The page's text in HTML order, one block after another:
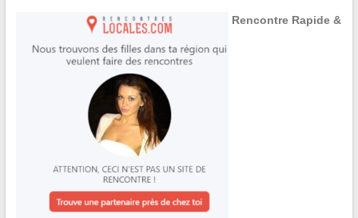
Rencontre Rapide &